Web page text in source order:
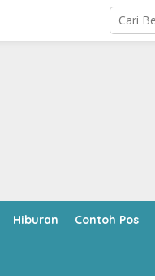
Hiburan Contoh Pos